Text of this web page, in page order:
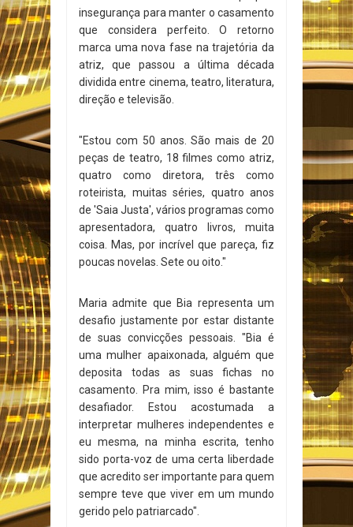
insegurança para manter o casamento
que considera perfeito. O retorno
marca uma nova fase na trajetória da
atriz, que passou a última década
dividida entre cinema, teatro, literatura,
direção e televisão.
"Estou com 50 anos. São mais de 20
peças de teatro, 18 filmes como atriz,
quatro como diretora, três como
roteirista, muitas séries, quatro anos
de 'Saia Justa', vários programas como
apresentadora, quatro livros, muita
coisa. Mas, por incrível que pareça, fiz
poucas novelas. Sete ou oito."
Maria admite que Bia representa um
desafio justamente por estar distante
de suas convicções pessoais. "Bia é
uma mulher apaixonada, alguém que
deposita todas as suas fichas no
casamento. Pra mim, isso é bastante
desafiador. Estou acostumada a
interpretar mulheres independentes e
eu mesma, na minha escrita, tenho
sido porta-voz de uma certa liberdade
que acredito ser importante para quem
sempre teve que viver em um mundo
gerido pelo patriarcado".